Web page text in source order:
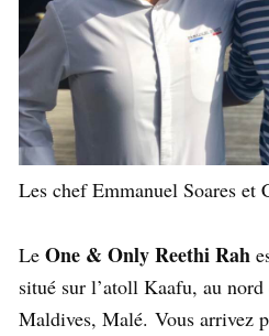
Les chef Emmanuel Soares et
Le One & Only Reethi Rah
situé sur l’atoll Kaafu, au
Maldives, Malé. Vous arrivez